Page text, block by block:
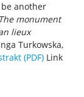
another
The monument
lieux
Turkowska,
(PDF) Link